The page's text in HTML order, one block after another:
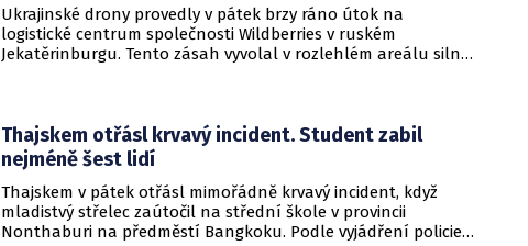
Ukrajinské drony provedly v pátek brzy ráno útok na
logistické centrum společnosti Wildberries v ruském
Jekatěrinburgu. Tento zásah vyvolal v rozlehlém areálu silný
RWB, který řídí veškeré logistické operace.
Thajskem otřásl krvavý incident. Student zabil
nejméně šest lidí
Thajskem v pátek otřásl mimořádně krvavý incident, když
mladistvý střelec zaútočil na střední škole v provincii
Nonthaburi na předměstí Bangkoku. Podle vyjádření policie